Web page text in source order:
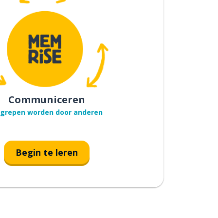
Communiceren
worden door anderen
Begin te leren